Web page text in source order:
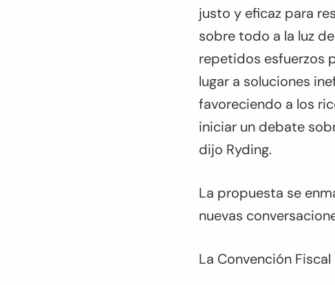
justo y eficaz para
sobre todo a la luz
repetidos esfuerzos
lugar a soluciones
favoreciendo a los
iniciar un debate
dijo Ryding.
La propuesta se
nuevas
La Convención